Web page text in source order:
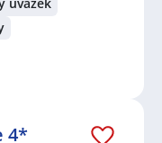
úvazek
4*